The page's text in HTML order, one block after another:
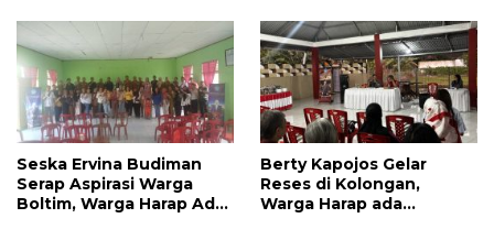
Seska Ervina Budiman
Serap Aspirasi Warga
Boltim, Warga Harap Ada
Berty Kapojos Gelar
Reses di Kolongan,
Warga Harap ada